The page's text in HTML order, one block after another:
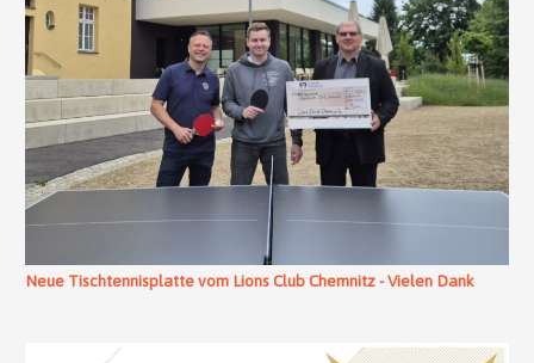
Neue Tischtennisplatte vom Lions Club Chemnitz - Vielen Dank